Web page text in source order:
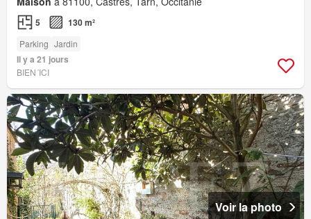
5 130 m²
Parking Jardin
Il y a 21 jours
BIEN´ICI
Voir la photo